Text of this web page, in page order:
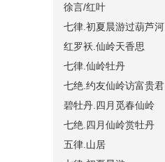
徐言/红叶
七律.初夏晨游过葫芦河
红罗袄.仙岭天香思
七律.仙岭牡丹
七绝.约友仙岭访富贵君
碧牡丹.四月觅春仙岭
七绝.四月仙岭赏牡丹
五律.山居